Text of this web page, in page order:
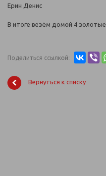
Ерин Денис
В итоге везём домой 4
Поделиться ссылкой:
Вернуться к списку